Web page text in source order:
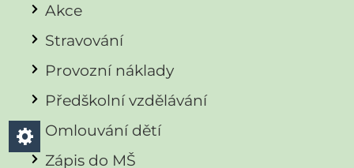
Akce
Stravování
Provozní náklady
Předškolní vzdělávání
Omlouvání dětí
Zápis do MŠ